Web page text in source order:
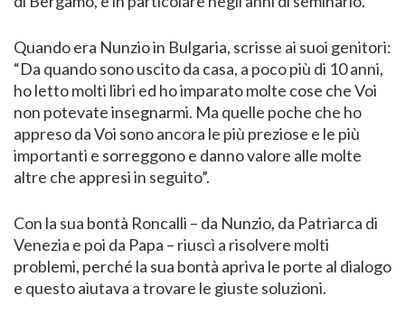
Quando era Nunzio in Bulgaria, scrisse ai suoi genitori:
“Da quando sono uscito da casa, a poco più di 10 anni,
ho letto molti libri ed ho imparato molte cose che Voi
non potevate insegnarmi. Ma quelle poche che ho
appreso da Voi sono ancora le più preziose e le più
importanti e sorreggono e danno valore alle molte
altre che appresi in seguito”.
Con la sua bontà Roncalli – da Nunzio, da Patriarca di
Venezia e poi da Papa – riuscì a risolvere molti
problemi, perché la sua bontà apriva le porte al dialogo
e questo aiutava a trovare le giuste soluzioni.